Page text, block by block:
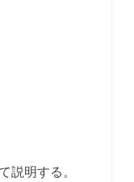
明する。